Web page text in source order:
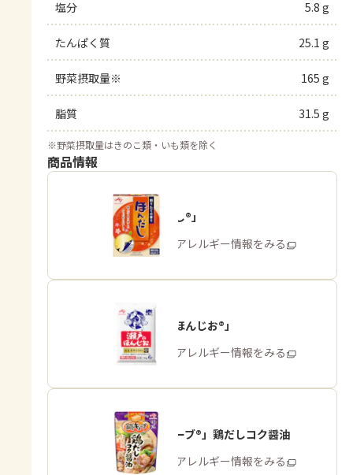
塩分 5.8 g
たんぱく質 25.1 g
野菜摂取量※ 165 g
脂質 31.5 g
※野菜摂取量はきのこ類・いも類を除く
商品情報
「ほんだし®」
商品・アレルギー情報をみる
「瀬戸のほんじお®」
商品・アレルギー情報をみる
「鍋キューブ®」鶏だしコク醤油
商品・アレルギー情報をみる